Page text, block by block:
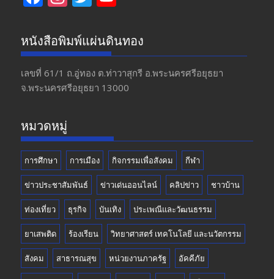
e
b
o
o
a
gr
a
m
itt
er
u
T
u
b
หนังสือพิมพ์แผ่นดินทอง
เลขที่ 61/1 ถ.อู่ทอง​ ต.​ท่าวาสุกรี​ อ.พระนครศรีอยุธยา​
จ.พระนครศรีอยุธยา 13000
หมวดหมู่
การศึกษา การเมือง กิจกรรมเพื่อสังคม กีฬา
ข่าวประชาสัมพันธ์ ข่าวเด่นออนไลน์ คลิปข่าว ชาวบ้าน
ท่องเที่ยว ธุรกิจ บันเทิง ประเพณีและวัฒนธรรม
ยาเสพติด ร้องเรียน วิทยาศาสตร์ เทคโนโลยี และนวัตกรรม
สังคม สาธารณสุข หน่วยงานภาครัฐ อัคคีภัย